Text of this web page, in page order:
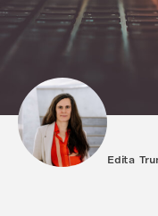
Edita